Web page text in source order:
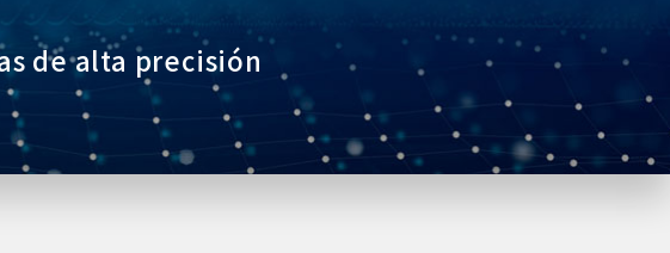
de alta precisión